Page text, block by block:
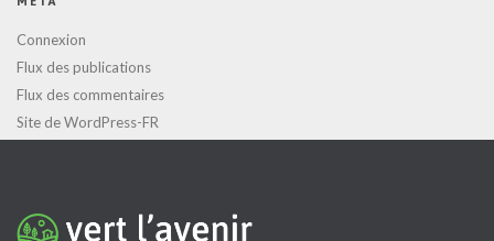
Connexion
Flux des publications
Flux des commentaires
Site de WordPress-FR